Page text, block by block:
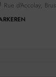
Rue d'Accolay,